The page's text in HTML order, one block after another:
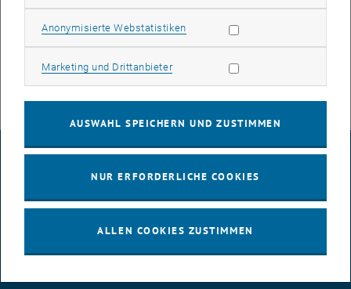
- Backup und Restore von virtuellen Maschinen auf der TUhost
Plattform
konnten wieder in Betrieb genommen werden.
IMPRESSUM
BARRIEREFREIHEITSERKLÄRUNG
Anonymisierte WebstatistikenStatistik Cookies zulassen
Marketing und DrittanbieterMarketing Cookies zulassen
AUSWAHL SPEICHERN UND ZUSTIMMEN
NUR ERFORDERLICHE COOKIES
ALLEN COOKIES ZUSTIMMEN